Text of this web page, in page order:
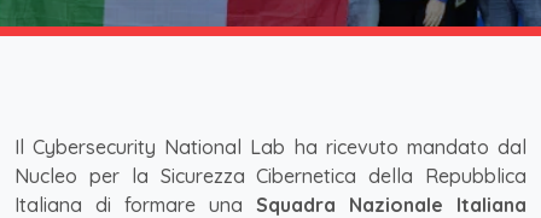
Il Cybersecurity National Lab ha ricevuto mandato dal
Nucleo per la Sicurezza Cibernetica della Repubblica
Italiana di formare una Squadra Nazionale Italiana